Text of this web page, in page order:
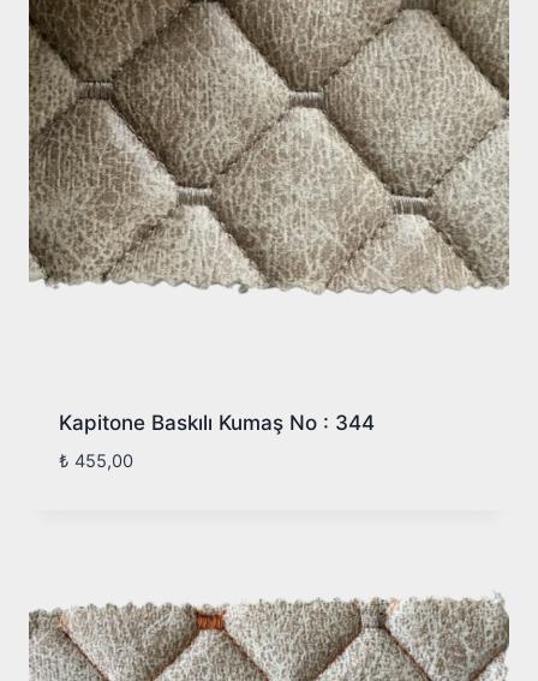
Kapitone Baskılı Kumaş No : 344
₺ 455,00